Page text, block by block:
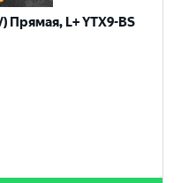
Прямая, L+ YTX9-BS